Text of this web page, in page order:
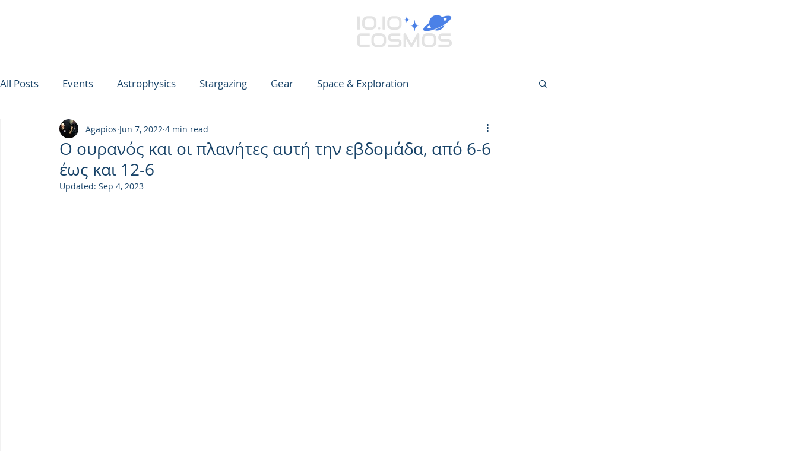
All Posts Events Astrophysics Stargazing Gear Space & Exploration
ΟΥΡΑΝΟΣ ΤΗΣ ΕΒΔΟΜΑΔΑΣ SPICA CARES
TROODOS OBSERVATORY
Ο ουρανός και οι πλανήτες αυτή την εβδομάδα, από 6-6
έως και 12-6
Agapios Jun 7, 2022 4 min read
Updated: Sep 4, 2023